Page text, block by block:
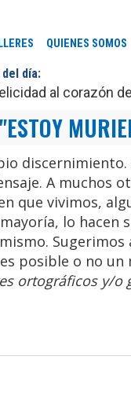
QUIENES SOMOS
del día:
al corazón
A muchos
que vivimos,
lo hacen
posible o no
ortográficos y/